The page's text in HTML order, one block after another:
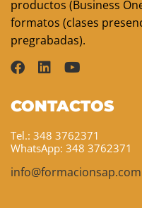
productos (Business
formatos (clases
pregrabadas).
CONTACTOS
Tel.: 348 3762371
WhatsApp: 348 3762371
info@formacionsap.com